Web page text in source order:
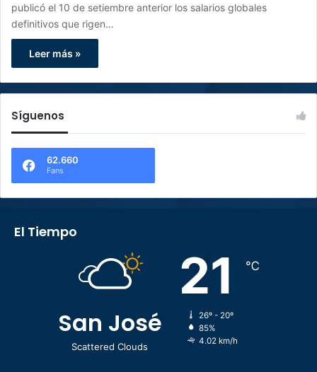
publicó el 10 de setiembre anterior los salarios globales
definitivos que rigen…
Leer más »
Síguenos
62.660
Fans
El Tiempo
San José
Scattered Clouds
21 ℃
26º - 20º
85%
4.02 km/h